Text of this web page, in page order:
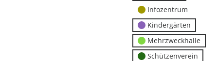
Infozentrum
Kindergärten
Mehrzweckhalle
Schützenverein